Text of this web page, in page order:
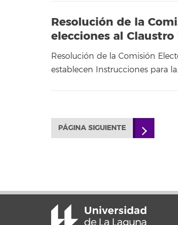
Resolución de la
elecciones al
Resolución de la Comisión
establecen Instrucciones para
PÁGINA SIGUIENTE